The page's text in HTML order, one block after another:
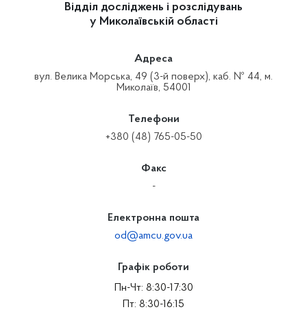
Відділ досліджень і розслідувань
у Миколаївській області
Адреса
вул. Велика Морська, 49 (3-й поверх), каб. № 44, м.
Миколаїв, 54001
Телефони
+380 (48) 765-05-50
Факс
-
Електронна пошта
od@amcu.gov.ua
Графік роботи
Пн-Чт: 8:30-17:30
Пт: 8:30-16:15